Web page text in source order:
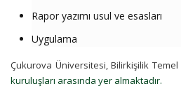
Rapor yazımı usul ve esasları
Uygulama
Çukurova Üniversitesi, Bilirkişilik
kuruluşları arasında yer almaktadır.